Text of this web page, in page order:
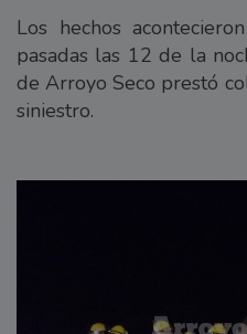
Los hechos
pasadas las 12 de la
de Arroyo Seco prestó
siniestro.